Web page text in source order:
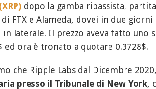
dopo la gamba ribassista, partita
FTX e Alameda, dovei in due
in laterale. Il prezzo aveva fatto uno
ed ora è tronato a quotare 0.3728$.
che Ripple Labs dal Dicembre 2020,
presso il Tribunale di New York,